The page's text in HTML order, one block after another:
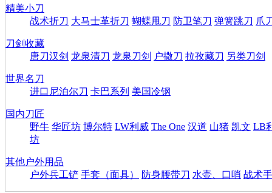
精美小刀
战术折刀 大马士革折刀 蝴蝶甩刀 防卫笔刀 弹簧跳刀 爪
刀剑收藏
唐刀汉剑 龙泉清刀 龙泉刀剑 户撒刀 拉孜藏刀 另类刀剑
世界名刀
进口尼泊尔刀 卡巴系列 美国冷钢
国内刀匠
野牛 华匠坊 博尔特 LW利威 The One 汉道 山猪 凯文 LB
坊
其他户外用品
户外兵工铲 手套（面具） 防身腰带刀 水壶、口哨 战术